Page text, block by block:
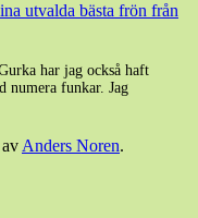
utvalda bästa frön från
har jag också haft
numera funkar. Jag
Anders Noren.